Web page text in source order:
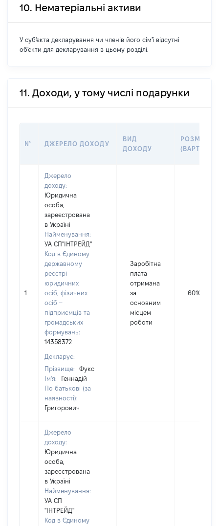
10. Нематеріальні активи
У суб'єкта декларування чи членів його сім'ї відсутні
об'єкти для декларування в цьому розділі.
11. Доходи, у тому числі подарунки
№ ДЖЕРЕЛО ДОХОДУ
ВИД
ДОХОДУ
РОЗМІР
(ВАРТІСТЬ)
1
Джерело
доходу:
Юридична
особа,
зареєстрована
в Україні
Найменування:
УА СП"ІНТРЕЙД"
Код в Єдиному
державному
реєстрі
юридичних
осіб, фізичних
осіб –
підприємців та
громадських
формувань:
14358372
Декларує:
Прізвище:
Фукс
Ім'я:
Геннадій
По батькові (за
наявності):
Григорович
Заробітна
плата
отримана
за
основним
місцем
роботи
60109
Джерело
доходу:
Юридична
особа,
зареєстрована
в Україні
Найменування:
УА СП
"ІНТРЕЙД"
Код в Єдиному